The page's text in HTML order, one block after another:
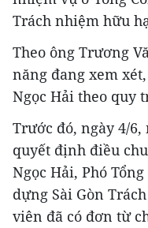
Trách nhiệm hữu
Theo ông Trương
năng đang xem
Ngọc Hải theo quy
Trước đó, ngày 4/
quyết định điều
Ngọc Hải, Phó
dựng Sài Gòn
viên đã có đơn từ